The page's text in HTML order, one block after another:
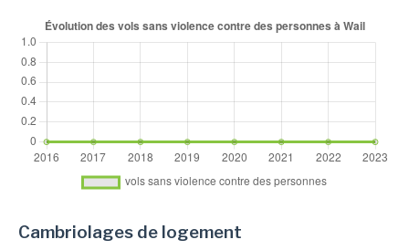
Cambriolages de logement